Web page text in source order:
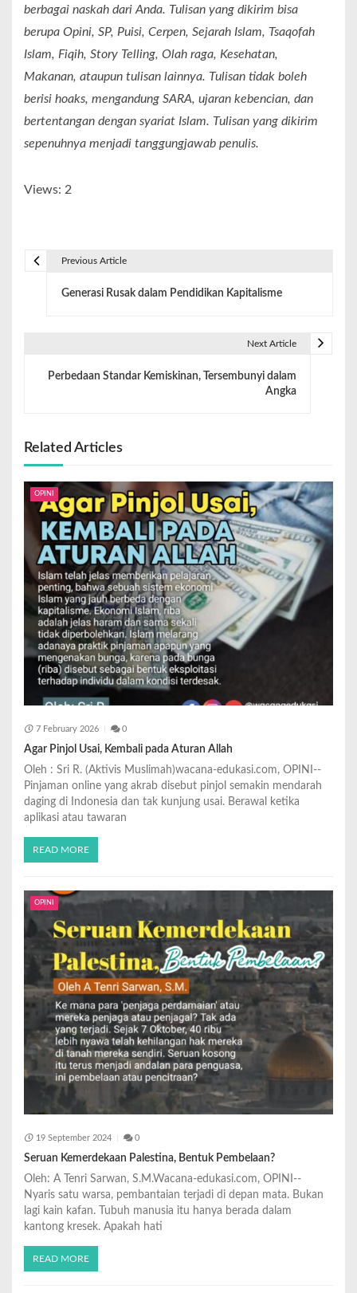
berbagai naskah dari Anda. Tulisan yang dikirim bisa
berupa Opini, SP, Puisi, Cerpen, Sejarah Islam, Tsaqofah
Islam, Fiqih, Story Telling, Olah raga, Kesehatan,
Makanan, ataupun tulisan lainnya. Tulisan tidak boleh
berisi hoaks, mengandung SARA, ujaran kebencian, dan
bertentangan dengan syariat Islam. Tulisan yang dikirim
sepenuhnya menjadi tanggungjawab penulis.
Views: 2
Previous Article
Generasi Rusak dalam Pendidikan Kapitalisme
Next Article
Perbedaan Standar Kemiskinan, Tersembunyi dalam
Angka
Related Articles
OPINI
7 February 2026 0
Agar Pinjol Usai, Kembali pada Aturan Allah
Oleh : Sri R. (Aktivis Muslimah)wacana-edukasi.com, OPINI--
Pinjaman online yang akrab disebut pinjol semakin mendarah
daging di Indonesia dan tak kunjung usai. Berawal ketika
aplikasi atau tawaran
READ MORE
OPINI
19 September 2024 0
Seruan Kemerdekaan Palestina, Bentuk Pembelaan?
Oleh: A Tenri Sarwan, S.M.Wacana-edukasi.com, OPINI--
Nyaris satu warsa, pembantaian terjadi di depan mata. Bukan
lagi kain kafan. Tubuh manusia itu hanya berada dalam
kantong kresek. Apakah hati
READ MORE